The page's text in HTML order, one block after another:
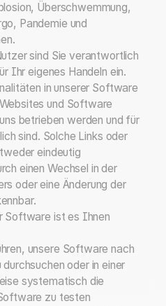
Überschwemmung,
Pandemie und
sind Sie verantwortlich
Ihr eigenes Handeln ein.
in unserer Software
und Software
betrieben werden und für
sind. Solche Links oder
eindeutig
einen Wechsel in der
oder eine Änderung der
Software ist es Ihnen
unsere Software nach
oder in einer
systematisch die
zu testen